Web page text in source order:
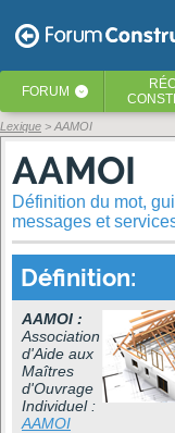
FORUM ‹
Lexique > AAMOI
AAMOI
Définition du mot,
messages et
Définition:
AAMOI :
Association
d'Aide aux
Maîtres
d'Ouvrage
Individuel :
AAMOI